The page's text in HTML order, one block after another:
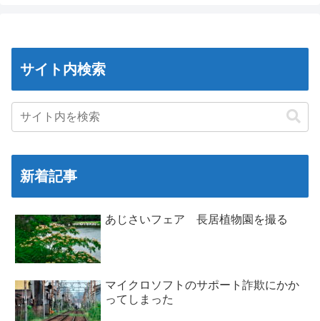
サイト内検索
新着記事
あじさいフェア 長居植物園を撮る
マイクロソフトのサポート詐欺にかか
ってしまった